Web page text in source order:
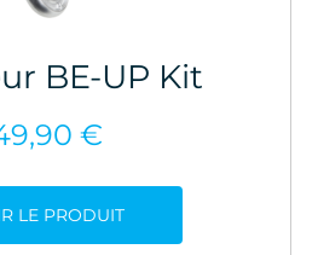
BE-UP Kit
€
LE PRODUIT